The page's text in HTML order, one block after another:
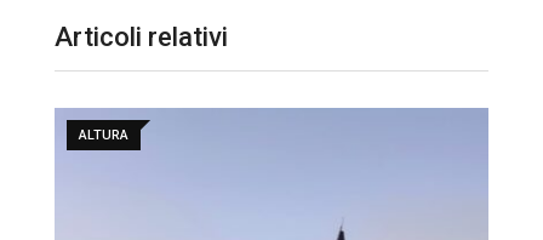
Articoli relativi
ALTURA